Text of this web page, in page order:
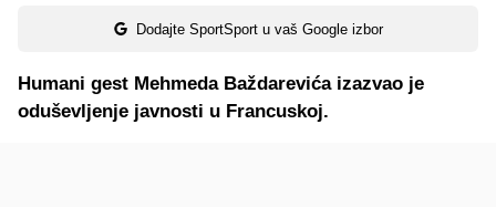
Dodajte SportSport u vaš Google izbor
Humani gest Mehmeda Baždarevića izazvao je
oduševljenje javnosti u Francuskoj.